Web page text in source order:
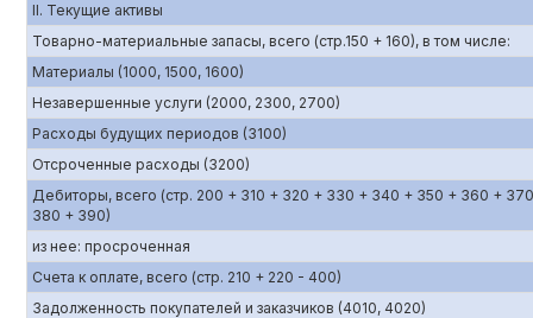
II. Текущие активы
Товарно-материальные запасы, всего (стр.150 + 160), в том числе:
Материалы (1000, 1500, 1600)
Незавершенные услуги (2000, 2300, 2700)
Расходы будущих периодов (3100)
Отсроченные расходы (3200)
Дебиторы, всего (стр. 200 + 310 + 320 + 330 + 340 + 350 + 360 +
380 + 390)
из нее: просроченная
Счета к оплате, всего (стр. 210 + 220 - 400)
Задолженность покупателей и заказчиков (4010, 4020)